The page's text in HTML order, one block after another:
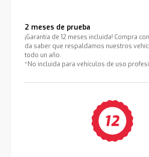
2 meses de prueba
¡Garantía de 12 meses incluida! Compra
da saber que respaldamos nuestros
todo un año.
*No incluida para vehículos de uso